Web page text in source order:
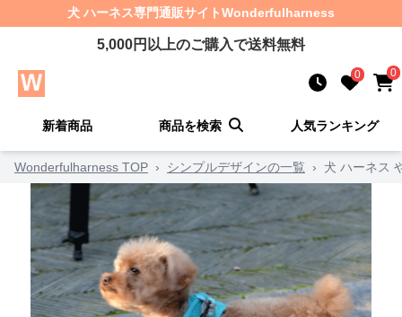
犬 ハーネス専門通販サイトWonderfulharness
5,000円以上のご購入で送料無料
0 0
新着商品 商品を検索 人気ランキング
Wonderfulharness TOP › シンプルデザインの一覧 › 犬 ハーネス